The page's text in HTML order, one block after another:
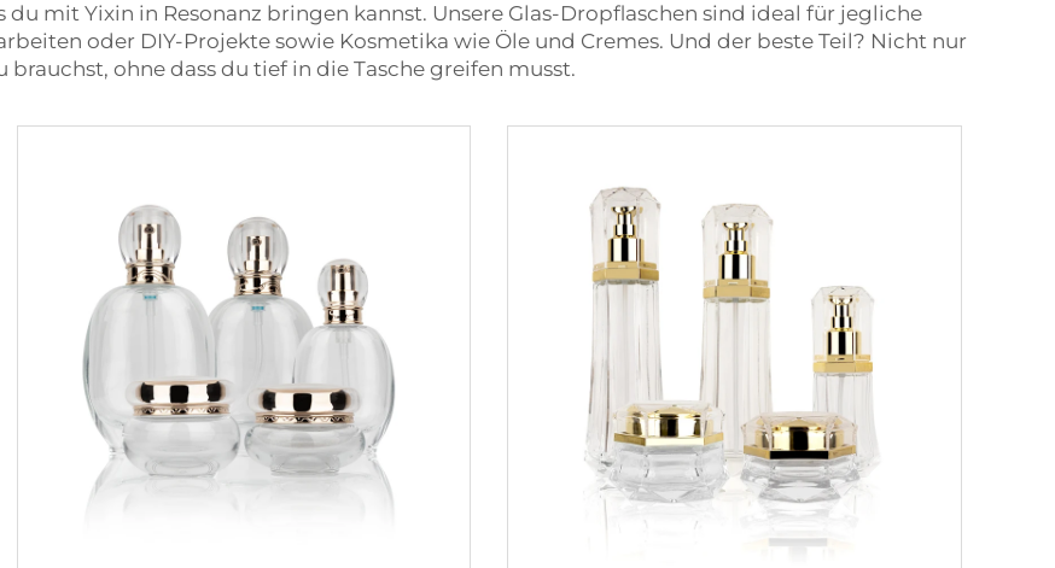
du mit Yixin in Resonanz bringen kannst. Unsere Glas-Dropflaschen sind ideal für jegliche
oder DIY-Projekte sowie Kosmetika wie Öle und Cremes. Und der beste Teil? Nicht nur
ohne dass du tief in die Tasche greifen musst.